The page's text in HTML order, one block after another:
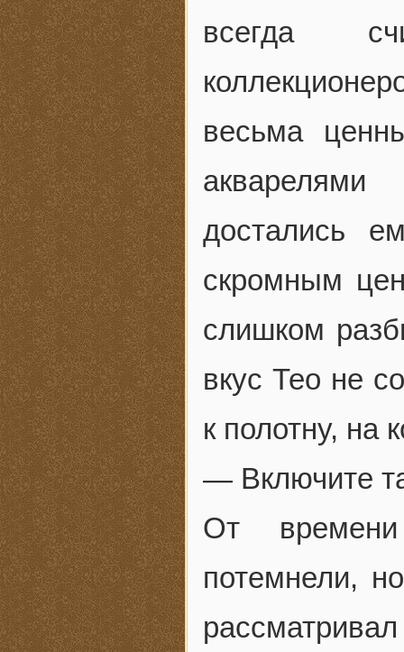
всегда
весьма
достались
скромным
слишком
вкус Тео не
к полотну, на
— Включите
От
потемнели,